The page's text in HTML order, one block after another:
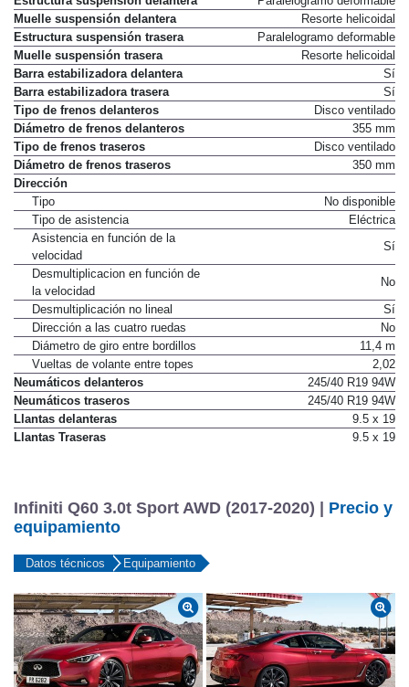
Muelle suspensión delantera
Resorte helicoidal
Estructura suspensión trasera
Paralelogramo deformable
Muelle suspensión trasera
Resorte helicoidal
Barra estabilizadora delantera
Sí
Barra estabilizadora trasera
Sí
Tipo de frenos delanteros
Disco ventilado
Diámetro de frenos delanteros
355 mm
Tipo de frenos traseros
Disco ventilado
Diámetro de frenos traseros
350 mm
Dirección
Tipo
No disponible
Tipo de asistencia
Eléctrica
Asistencia en función de la
velocidad
Sí
Desmultiplicacion en función de
la velocidad
No
Desmultiplicación no lineal
Sí
Dirección a las cuatro ruedas
No
Diámetro de giro entre bordillos
11,4 m
Vueltas de volante entre topes
2,02
Neumáticos delanteros
245/40 R19 94W
Neumáticos traseros
245/40 R19 94W
Llantas delanteras
9.5 x 19
Llantas Traseras
9.5 x 19
Infiniti Q60 3.0t Sport AWD (2017-2020) | Precio y
equipamiento
Datos técnicos Equipamiento